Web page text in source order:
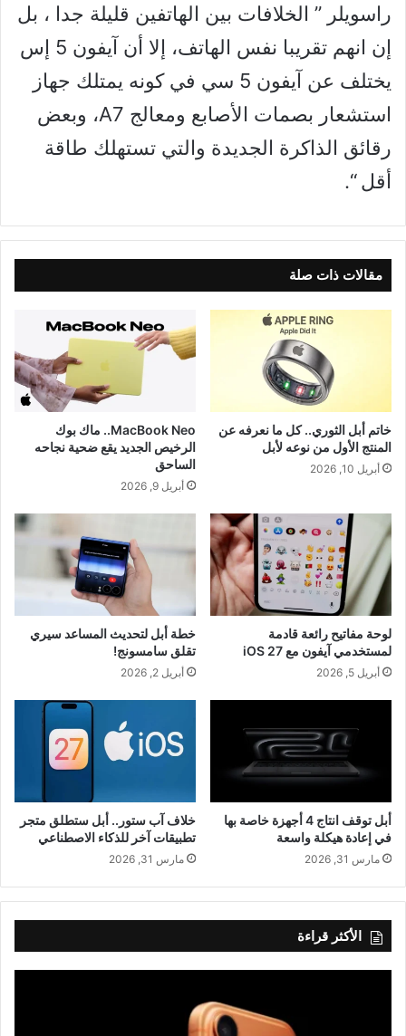
راسويلر ” الخلافات بين الهاتفين قليلة جدا ، بل
إن انهم تقريبا نفس الهاتف، إلا أن آيفون 5 إس
يختلف عن آيفون 5 سي في كونه يمتلك جهاز
استشعار بصمات الأصابع ومعالج A7، وبعض
رقائق الذاكرة الجديدة والتي تستهلك طاقة
أقل “.
مقالات ذات صلة
خاتم أبل الثوري.. كل ما نعرفه عن
المنتج الأول من نوعه لأبل
أبريل 10, 2026
MacBook Neo.. ماك بوك
الرخيص الجديد يقع ضحية نجاحه
الساحق
أبريل 9, 2026
لوحة مفاتيح رائعة قادمة
لمستخدمي آيفون مع iOS 27
أبريل 5, 2026
خطة أبل لتحديث المساعد سيري
تقلق سامسونج!
أبريل 2, 2026
أبل توقف انتاج 4 أجهزة خاصة بها
في إعادة هيكلة واسعة
مارس 31, 2026
خلاف آب ستور.. أبل ستطلق متجر
تطبيقات آخر للذكاء الاصطناعي
مارس 31, 2026
الأكثر قراءة